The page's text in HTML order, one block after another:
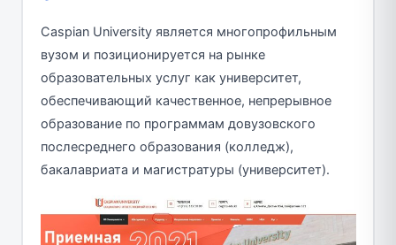
Caspian University является многопрофильным
вузом и позиционируется на рынке
образовательных услуг как университет,
обеспечивающий качественное, непрерывное
образование по программам довузовского
послесреднего образования (колледж),
бакалавриата и магистратуры (университет).